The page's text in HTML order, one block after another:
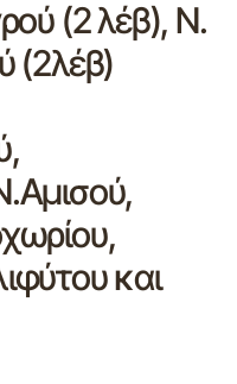
(2 λέβ), Ν.
(2λέβ)
και